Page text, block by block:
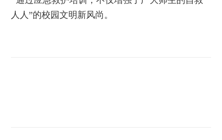
人人”的校园文明新风尚。